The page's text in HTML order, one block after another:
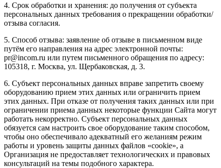
4. Срок обработки и хранения: до получения от субъекта
персональных данных требования о прекращении обработки/
отзыва согласия.
5. Способ отзыва: заявление об отзыве в письменном виде
путём его направления на адрес электронной почты:
pr@incom.ru или путем письменного обращения по адресу:
105318, г. Москва, ул. Щербаковская, д. 3.
6. Субъект персональных данных вправе запретить своему
оборудованию прием этих данных или ограничить прием
этих данных. При отказе от получения таких данных или при
ограничении приема данных некоторые функции Сайта могут
работать некорректно. Субъект персональных данных
обязуется сам настроить свое оборудование таким способом,
чтобы оно обеспечивало адекватный его желаниям режим
работы и уровень защиты данных файлов «cookie», а
Организация не предоставляет технологических и правовых
консультаций на темы подобного характера.